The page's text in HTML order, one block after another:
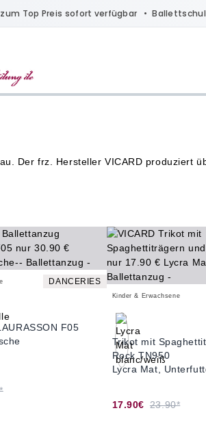
Top Preis sofort verfügbar •
Der frz. Hersteller VICARD produziert
DANCERIES
F05
Kinder & Erwachsene
Trikot mit
Rock TN950
Lycra Mat,
17.90€ 23.90*